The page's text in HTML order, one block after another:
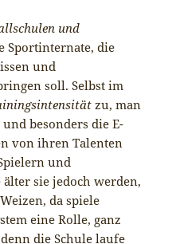
und
Sportinternate, die
und
soll. Selbst im
zu, man
besonders die E-
von ihren Talenten
und
sie jedoch werden,
da spiele
eine Rolle, ganz
die Schule laufe